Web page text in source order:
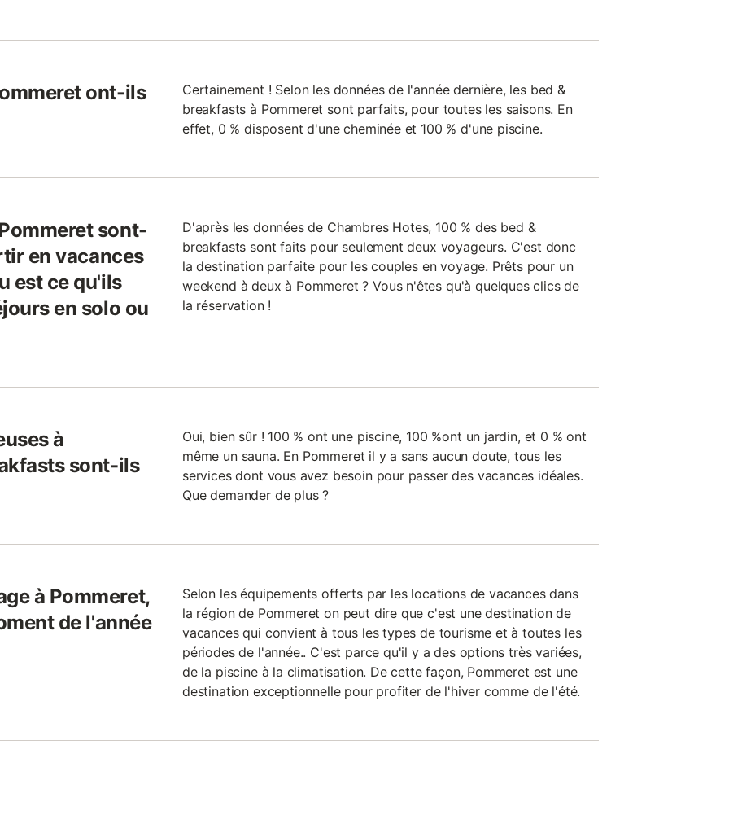
ont-ils
Certainement ! Selon les données de l'année dernière, les bed &
breakfasts à Pommeret sont parfaits, pour toutes les saisons. En
effet, 0 % disposent d'une cheminée et 100 % d'une piscine.
sont-
en vacances
est ce qu'ils
en solo ou
D'après les données de Chambres Hotes, 100 % des bed &
breakfasts sont faits pour seulement deux voyageurs. C'est donc
la destination parfaite pour les couples en voyage. Prêts pour un
weekend à deux à Pommeret ? Vous n'êtes qu'à quelques clics de
la réservation !
à
sont-ils
Oui, bien sûr ! 100 % ont une piscine, 100 %ont un jardin, et 0 % ont
même un sauna. En Pommeret il y a sans aucun doute, tous les
services dont vous avez besoin pour passer des vacances idéales.
Que demander de plus ?
à Pommeret,
de l'année
Selon les équipements offerts par les locations de vacances dans
la région de Pommeret on peut dire que c'est une destination de
vacances qui convient à tous les types de tourisme et à toutes les
périodes de l'année.. C'est parce qu'il y a des options très variées,
de la piscine à la climatisation. De cette façon, Pommeret est une
destination exceptionnelle pour profiter de l'hiver comme de l'été.